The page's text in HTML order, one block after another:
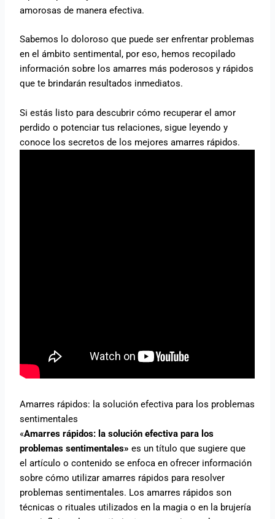
amorosas de manera efectiva.
Sabemos lo doloroso que puede ser enfrentar problemas
en el ámbito sentimental, por eso, hemos recopilado
información sobre los amarres más poderosos y rápidos
que te brindarán resultados inmediatos.
Si estás listo para descubrir cómo recuperar el amor
perdido o potenciar tus relaciones, sigue leyendo y
conoce los secretos de los mejores amarres rápidos.
Amarres rápidos: la solución efectiva para los problemas
sentimentales
«Amarres rápidos: la solución efectiva para los
problemas sentimentales» es un título que sugiere que
el artículo o contenido se enfoca en ofrecer información
sobre cómo utilizar amarres rápidos para resolver
problemas sentimentales. Los amarres rápidos son
técnicas o rituales utilizados en la magia o en la brujería